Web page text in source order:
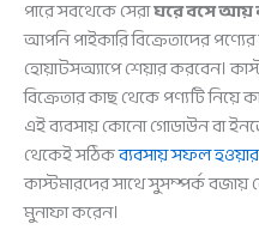
পারে সবথেকে সেরাঘরে বসে আয়
আপনি পাইকারি বিক্রেতাদের
হোয়াটসঅ্যাপে শেয়ার করবেন।
বিক্রেতার কাছ থেকে পণ্যটি নিয়ে
এই ব্যবসায় কোনো গোডাউন বা
থেকেই সঠিকব্যবসায় সফল
কাস্টমারদের সাথে সুসম্পর্ক বজায়
মুনাফা করেন।